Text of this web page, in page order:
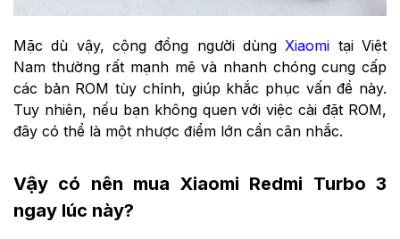
Mặc dù vậy, cộng đồng người dùngXiaomi tại Việt
Nam thường rất mạnh mẽ và nhanh chóng cung cấp
các bản ROM tùy chỉnh, giúp khắc phục vấn đề này.
Tuy nhiên, nếu bạn không quen với việc cài đặt ROM,
đây có thể là một nhược điểm lớn cần cân nhắc.
Vậy có nên mua Xiaomi Redmi Turbo 3
ngay lúc này?